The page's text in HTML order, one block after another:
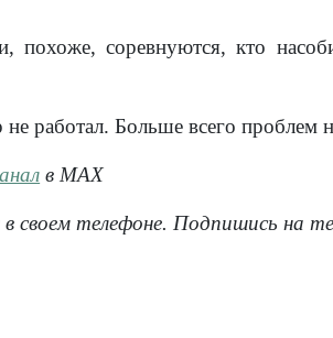
похоже, соревнуются, кто
работал. Больше всего
в МАХ
своем телефоне. Подпишись на